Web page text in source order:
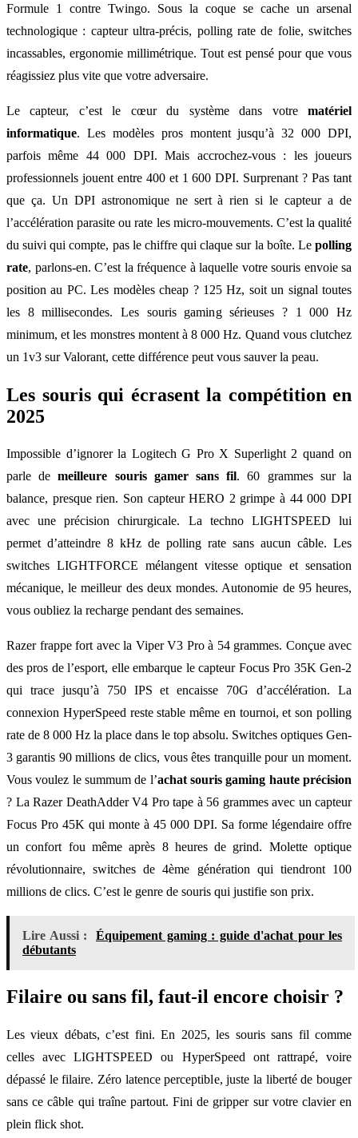
Formule 1 contre Twingo. Sous la coque se cache un arsenal
technologique : capteur ultra-précis, polling rate de folie, switches
incassables, ergonomie millimétrique. Tout est pensé pour que vous
réagissiez plus vite que votre adversaire.
Le capteur, c’est le cœur du système dans votre matériel
informatique. Les modèles pros montent jusqu’à 32 000 DPI,
parfois même 44 000 DPI. Mais accrochez-vous : les joueurs
professionnels jouent entre 400 et 1 600 DPI. Surprenant ? Pas tant
que ça. Un DPI astronomique ne sert à rien si le capteur a de
l’accélération parasite ou rate les micro-mouvements. C’est la qualité
du suivi qui compte, pas le chiffre qui claque sur la boîte. Le polling
rate, parlons-en. C’est la fréquence à laquelle votre souris envoie sa
position au PC. Les modèles cheap ? 125 Hz, soit un signal toutes
les 8 millisecondes. Les souris gaming sérieuses ? 1 000 Hz
minimum, et les monstres montent à 8 000 Hz. Quand vous clutchez
un 1v3 sur Valorant, cette différence peut vous sauver la peau.
Les souris qui écrasent la compétition en
2025
Impossible d’ignorer la Logitech G Pro X Superlight 2 quand on
parle demeilleure souris gamer sans fil. 60 grammes sur la
balance, presque rien. Son capteur HERO 2 grimpe à 44 000 DPI
avec une précision chirurgicale. La techno LIGHTSPEED lui
permet d’atteindre 8 kHz de polling rate sans aucun câble. Les
switches LIGHTFORCE mélangent vitesse optique et sensation
mécanique, le meilleur des deux mondes. Autonomie de 95 heures,
vous oubliez la recharge pendant des semaines.
Razer frappe fort avec la Viper V3 Pro à 54 grammes. Conçue avec
des pros de l’esport, elle embarque le capteur Focus Pro 35K Gen-2
qui trace jusqu’à 750 IPS et encaisse 70G d’accélération. La
connexion HyperSpeed reste stable même en tournoi, et son polling
rate de 8 000 Hz la place dans le top absolu. Switches optiques Gen-
3 garantis 90 millions de clics, vous êtes tranquille pour un moment.
Vous voulez le summum de l’achat souris gaming haute précision
? La Razer DeathAdder V4 Pro tape à 56 grammes avec un capteur
Focus Pro 45K qui monte à 45 000 DPI. Sa forme légendaire offre
un confort fou même après 8 heures de grind. Molette optique
révolutionnaire, switches de 4ème génération qui tiendront 100
millions de clics. C’est le genre de souris qui justifie son prix.
Lire Aussi :
Équipement gaming : guide d'achat pour les
débutants
Filaire ou sans fil, faut-il encore choisir ?
Les vieux débats, c’est fini. En 2025, les souris sans fil comme
celles avec LIGHTSPEED ou HyperSpeed ont rattrapé, voire
dépassé le filaire. Zéro latence perceptible, juste la liberté de bouger
sans ce câble qui traîne partout. Fini de gripper sur votre clavier en
plein flick shot.